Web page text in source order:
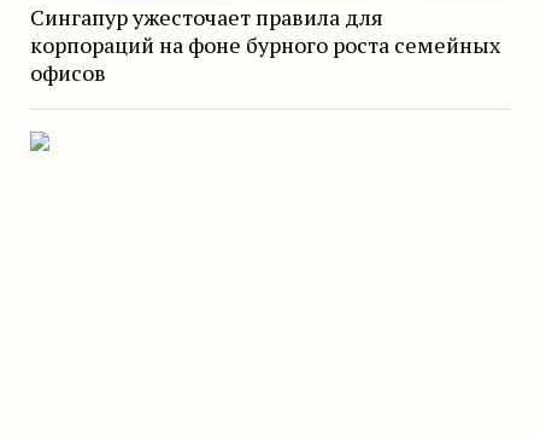
Сингапур ужесточает правила для
корпораций на фоне бурного роста семейных
офисов